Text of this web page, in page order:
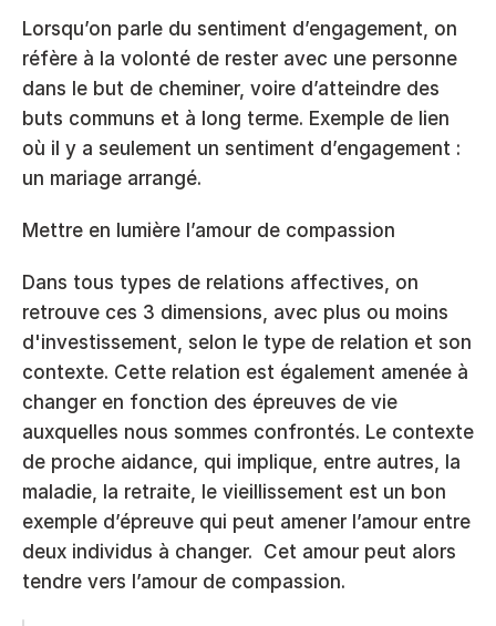
Lorsqu’on parle du sentiment d’engagement, on
réfère à la volonté de rester avec une personne
dans le but de cheminer, voire d’atteindre des
buts communs et à long terme. Exemple de lien
où il y a seulement un sentiment d’engagement :
un mariage arrangé.
Mettre en lumière l’amour de compassion
Dans tous types de relations affectives, on
retrouve ces 3 dimensions, avec plus ou moins
d'investissement, selon le type de relation et son
contexte. Cette relation est également amenée à
changer en fonction des épreuves de vie
auxquelles nous sommes confrontés. Le contexte
de proche aidance, qui implique, entre autres, la
maladie, la retraite, le vieillissement est un bon
exemple d’épreuve qui peut amener l’amour entre
deux individus à changer.  Cet amour peut alors
tendre vers l’amour de compassion.